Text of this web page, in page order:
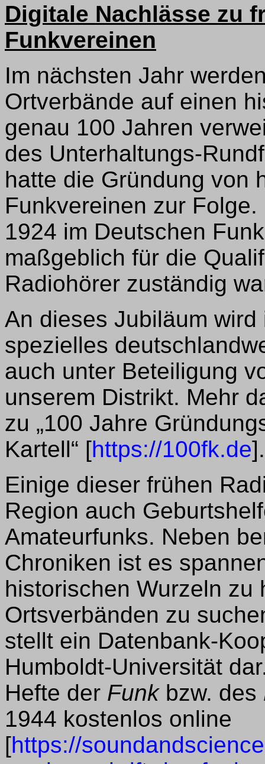
Digitale Nachlässe zu
Funkvereinen
Im nächsten Jahr
Ortverbände auf einen
genau 100 Jahren
des Unterhaltungs-
hatte die Gründung von
Funkvereinen zur
1924 im Deutschen
maßgeblich für die
Radiohörer zuständig
An dieses Jubiläum
spezielles
auch unter Beteiligung
unserem Distrikt. Mehr
zu „100 Jahre
Kartell“ [https://100fk.de].
Einige dieser frühen
Region auch
Amateurfunks. Neben
Chroniken ist es
historischen Wurzeln zu
Ortsverbänden zu
stellt ein Datenbank-
Humboldt-Universität
Hefte der Funkbzw. des
1944 kostenlos online
[https://